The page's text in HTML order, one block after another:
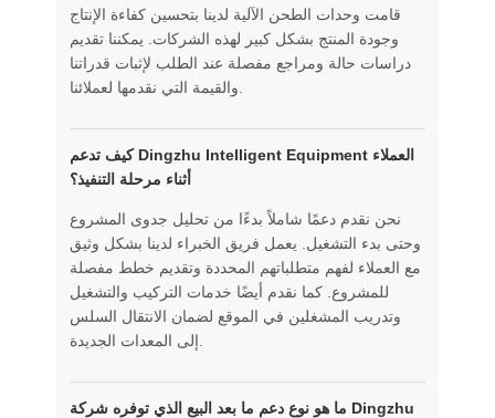
قامت وحدات الطحن الآلية لدينا بتحسين كفاءة الإنتاج
وجودة المنتج بشكل كبير لهذه الشركات. يمكننا تقديم
دراسات حالة ومراجع مفصلة عند الطلب لإثبات قدراتنا
كيف تدعم Dingzhu Intelligent Equipment العملاء
أثناء مرحلة التنفيذ؟
نحن نقدم دعمًا شاملاً بدءًا من تحليل جدوى المشروع
وحتى بدء التشغيل. يعمل فريق الخبراء لدينا بشكل وثيق
مع العملاء لفهم متطلباتهم المحددة وتقديم خطط مفصلة
للمشروع. كما نقدم أيضًا خدمات التركيب والتشغيل
وتدريب المشغلين في الموقع لضمان الانتقال السلس
ما هو نوع دعم ما بعد البيع الذي توفره شركة Dingzhu